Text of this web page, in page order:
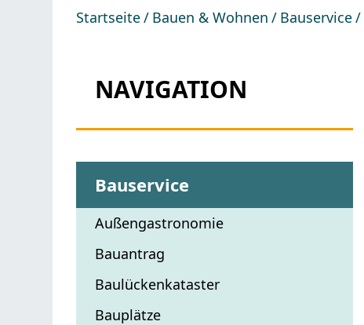
Startseite Bauen & Wohnen Bauservice
NAVIGATION
Bauservice
Außengastronomie
Bauantrag
Baulückenkataster
Bauplätze